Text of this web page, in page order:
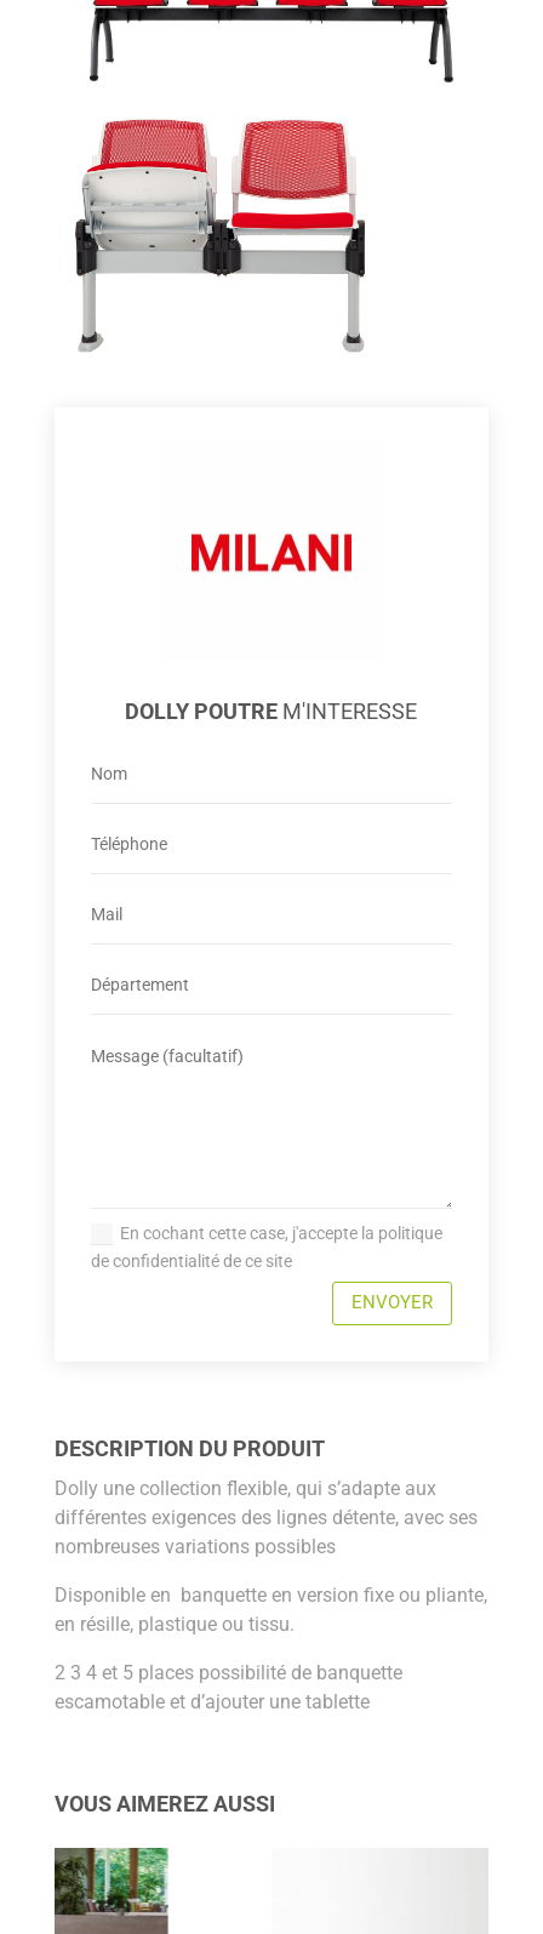
DOLLY POUTRE
En cochant cette case, j'accepte la politique
de confidentialité de ce site
ENVOYER
DESCRIPTION DU PRODUIT
Dolly une collection flexible, qui s’adapte aux
différentes exigences des lignes détente, avec ses
nombreuses variations possibles
Disponible en banquette en version fixe ou pliante,
en résille, plastique ou tissu.
2 3 4 et 5 places possibilité de banquette
escamotable et d’ajouter une tablette
VOUS AIMEREZ AUSSI